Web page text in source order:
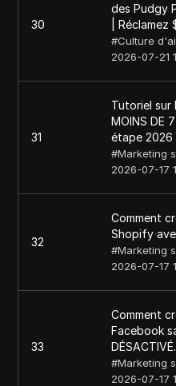
30
des Pudgy
| Réclamez
#Culture
2026-07-21
31
Tutoriel sur
MOINS DE
étape 2026
#Marketing
2026-07-17
32
Comment
Shopify
#Marketing
2026-07-17
33
Comment
Facebook
DÉSACTIVÉ.
#Marketing
2026-07-17